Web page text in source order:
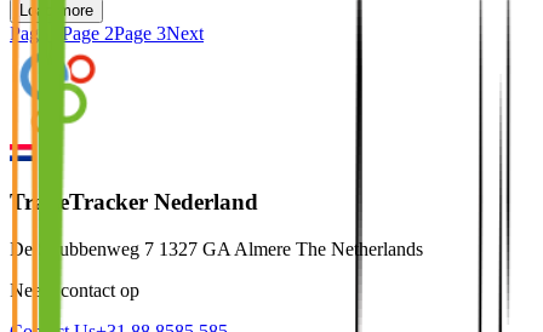
Load more
Page Page 2Page 3Next
TradeTracker Nederland
De Strubbenweg 7 1327 GA Almere The Netherlands
Neem contact op